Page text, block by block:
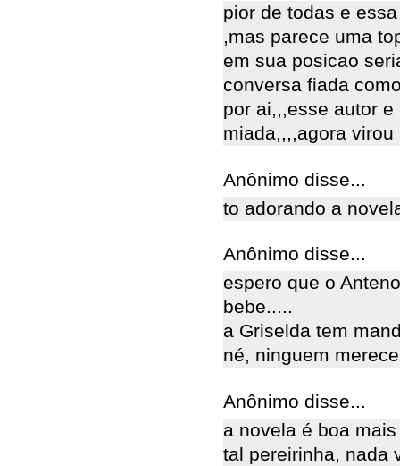
pior de todas e
,mas parece uma
em sua posicao
conversa fiada
por ai,,,esse autor
miada,,,,agora
Anônimo disse...
to adorando a
Anônimo disse...
espero que o
bebe.....
a Griselda tem
né, ninguem
Anônimo disse...
a novela é boa
tal pereirinha, nada